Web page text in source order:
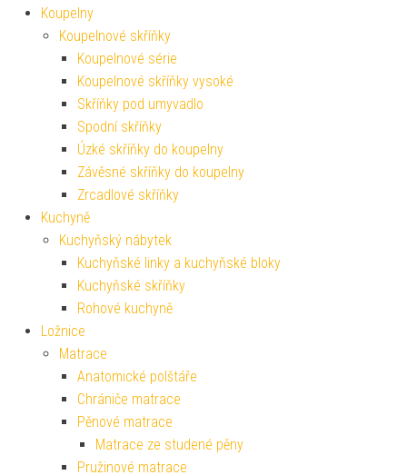
Koupelny
Koupelnové skříňky
Koupelnové série
Koupelnové skříňky vysoké
Skříňky pod umyvadlo
Spodní skříňky
Úzké skříňky do koupelny
Závěsné skříňky do koupelny
Zrcadlové skříňky
Kuchyně
Kuchyňský nábytek
Kuchyňské linky a kuchyňské bloky
Kuchyňské skříňky
Rohové kuchyně
Ložnice
Matrace
Anatomické polštáře
Chrániče matrace
Pěnové matrace
Matrace ze studené pěny
Pružinové matrace